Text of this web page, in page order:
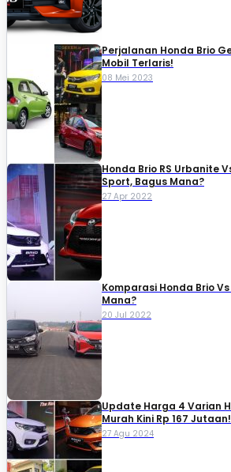
Perjalanan Honda Brio
Mobil Terlaris!
08 Mei 2023
Honda Brio RS Urbanite
Sport, Bagus Mana?
27 Apr 2022
Komparasi Honda Brio
Mana?
20 Jul 2022
Update Harga 4 Varian
Murah Kini Rp 167 Jutaan!
27 Agu 2024